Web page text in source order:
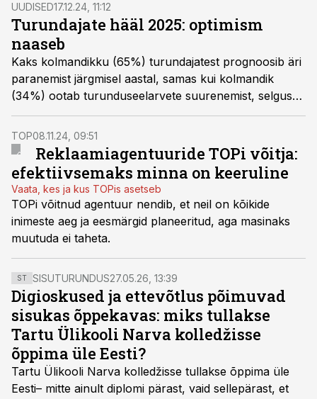
UUDISED17.12.24, 11:12
Turundajate hääl 2025: optimism
naaseb
Kaks kolmandikku (65%) turundajatest prognoosib äri
paranemist järgmisel aastal, samas kui kolmandik
(34%) ootab turunduseelarvete suurenemist, selgus
WARC’i läbi viidud uuringust.
TOP08.11.24, 09:51
Reklaamiagentuuride TOPi võitja:
efektiivsemaks minna on keeruline
Vaata, kes ja kus TOPis asetseb
TOPi võitnud agentuur nendib, et neil on kõikide
inimeste aeg ja eesmärgid planeeritud, aga masinaks
muutuda ei taheta.
ST SISUTURUNDUS27.05.26, 13:39
Digioskused ja ettevõtlus põimuvad
sisukas õppekavas: miks tullakse
Tartu Ülikooli Narva kolledžisse
õppima üle Eesti?
Tartu Ülikooli Narva kolledžisse tullakse õppima üle
Eesti– mitte ainult diplomi pärast, vaid sellepärast, et